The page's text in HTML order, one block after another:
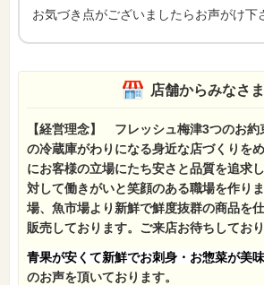
お気づき点がございましたらお声がけ下
店舗からみなさ
【経営理念】 フレッシュ梅津3つのお
の冷蔵庫がわりになる身近な店づくり
にお客様の立場にたち安さと品質を追
対して働きがいと笑顔のある職場を作り
場、魚市場より新鮮で鮮度抜群の商品を
販売しております。ご来店お待ちしてお
青果が安くて新鮮でお刺身・ お惣菜が美
のお声を頂いております。